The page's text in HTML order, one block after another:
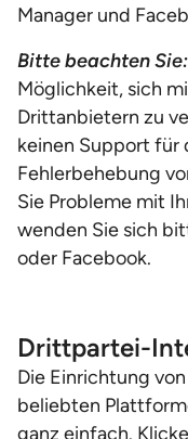
Manager und
Bitte beachten Sie:
Möglichkeit, sich
Drittanbietern zu
keinen Support für
Fehlerbehebung
Sie Probleme mit
wenden Sie sich
oder Facebook.
Drittpartei-
Die Einrichtung
beliebten
ganz einfach.